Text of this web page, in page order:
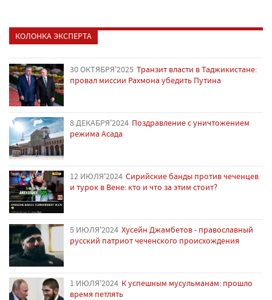
КОЛОНКА ЭКСПЕРТА
30 ОКТЯБРЯ'2025 Транзит власти в Таджикистане:
провал миссии Рахмона убедить Путина
8 ДЕКАБРЯ'2024 Поздравление с уничтожением
режима Асада
12 ИЮЛЯ'2024 Сирийские банды против чеченцев
и турок в Вене: кто и что за этим стоит?
5 ИЮЛЯ'2024 Хусейн Джамбетов - православный
русский патриот чеченского происхождения
1 ИЮЛЯ'2024 К успешным мусульманам: прошло
время петлять